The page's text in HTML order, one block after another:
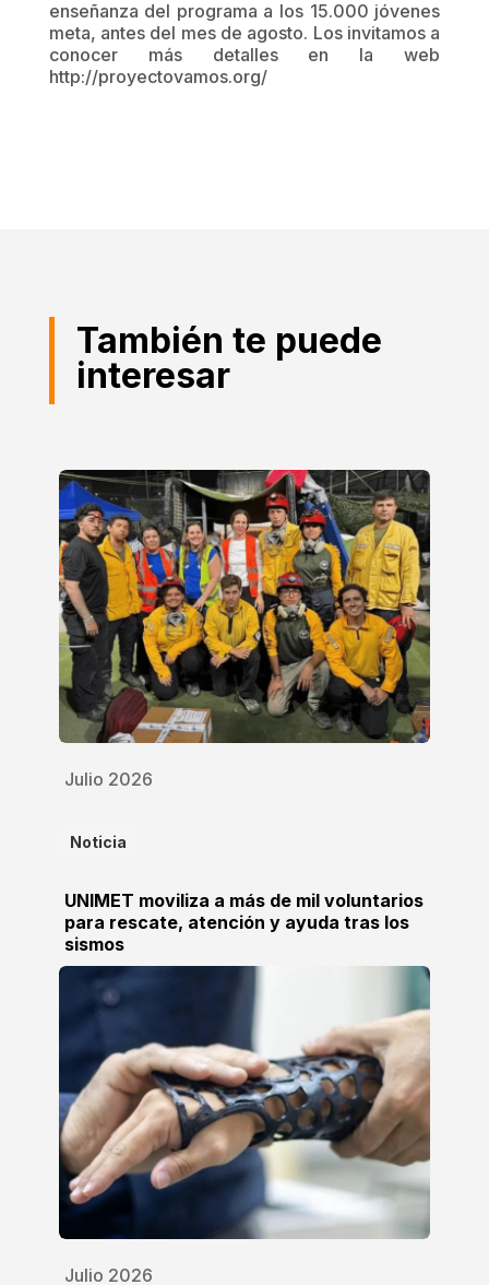
enseñanza del programa a los 15.000 jóvenes
meta, antes del mes de agosto. Los invitamos a
conocer más detalles en la web
http://proyectovamos.org/
También te puede
interesar
Julio 2026
Noticia
UNIMET moviliza a más de mil voluntarios
para rescate, atención y ayuda tras los
sismos
Julio 2026